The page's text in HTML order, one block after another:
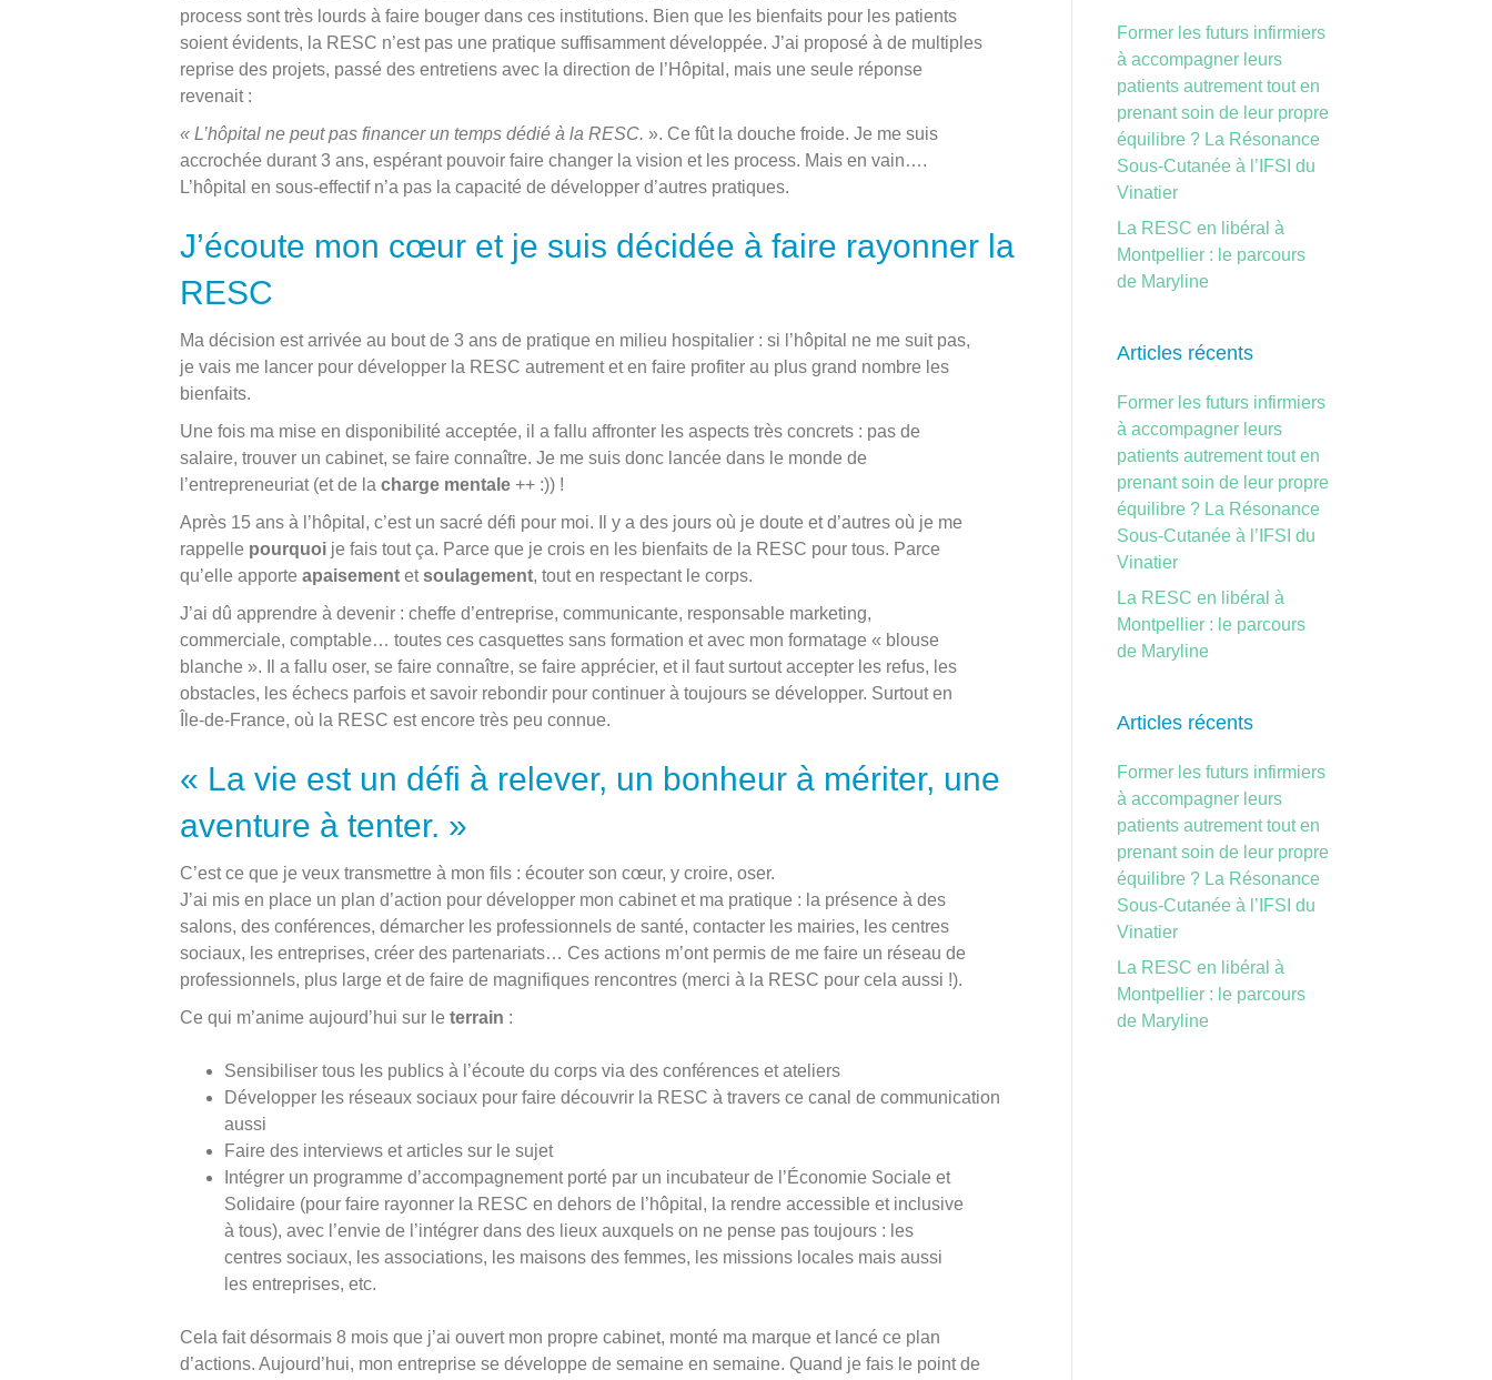
process sont très lourds à faire bouger dans ces institutions. Bien que les bienfaits pour les patients
soient évidents, la RESC n’est pas une pratique suffisamment développée. J’ai proposé à de multiples
reprise des projets, passé des entretiens avec la direction de l’Hôpital, mais une seule réponse
revenait :
« L’hôpital ne peut pas financer un temps dédié à la RESC. ». Ce fût la douche froide. Je me suis
accrochée durant 3 ans, espérant pouvoir faire changer la vision et les process. Mais en vain….
L’hôpital en sous-effectif n’a pas la capacité de développer d’autres pratiques.
J’écoute mon cœur et je suis décidée à faire rayonner la
RESC
Ma décision est arrivée au bout de 3 ans de pratique en milieu hospitalier : si l’hôpital ne me suit pas,
je vais me lancer pour développer la RESC autrement et en faire profiter au plus grand nombre les
bienfaits.
Une fois ma mise en disponibilité acceptée, il a fallu affronter les aspects très concrets : pas de
salaire, trouver un cabinet, se faire connaître. Je me suis donc lancée dans le monde de
l’entrepreneuriat (et de la charge mentale ++ :)) !
Après 15 ans à l’hôpital, c’est un sacré défi pour moi. Il y a des jours où je doute et d’autres où je me
rappelle pourquoi je fais tout ça. Parce que je crois en les bienfaits de la RESC pour tous. Parce
qu’elle apporte apaisement etsoulagement, tout en respectant le corps.
J’ai dû apprendre à devenir : cheffe d’entreprise, communicante, responsable marketing,
commerciale, comptable… toutes ces casquettes sans formation et avec mon formatage « blouse
blanche ». Il a fallu oser, se faire connaître, se faire apprécier, et il faut surtout accepter les refus, les
obstacles, les échecs parfois et savoir rebondir pour continuer à toujours se développer. Surtout en
Île-de-France, où la RESC est encore très peu connue.
« La vie est un défi à relever, un bonheur à mériter, une
aventure à tenter. »
C’est ce que je veux transmettre à mon fils : écouter son cœur, y croire, oser.
J’ai mis en place un plan d’action pour développer mon cabinet et ma pratique : la présence à des
salons, des conférences, démarcher les professionnels de santé, contacter les mairies, les centres
sociaux, les entreprises, créer des partenariats… Ces actions m’ont permis de me faire un réseau de
professionnels, plus large et de faire de magnifiques rencontres (merci à la RESC pour cela aussi !).
Ce qui m’anime aujourd’hui sur le terrain :
Sensibiliser tous les publics à l’écoute du corps via des conférences et ateliers
Développer les réseaux sociaux pour faire découvrir la RESC à travers ce canal de communication
aussi
Faire des interviews et articles sur le sujet
Intégrer un programme d’accompagnement porté par un incubateur de l’Économie Sociale et
Solidaire (pour faire rayonner la RESC en dehors de l’hôpital, la rendre accessible et inclusive
à tous), avec l’envie de l’intégrer dans des lieux auxquels on ne pense pas toujours : les
centres sociaux, les associations, les maisons des femmes, les missions locales mais aussi
les entreprises, etc.
Cela fait désormais 8 mois que j’ai ouvert mon propre cabinet, monté ma marque et lancé ce plan
d’actions. Aujourd’hui, mon entreprise se développe de semaine en semaine. Quand je fais le point de
Former les futurs infirmiers
à accompagner leurs
patients autrement tout en
prenant soin de leur propre
équilibre ? La Résonance
Sous-Cutanée à l’IFSI du
Vinatier
La RESC en libéral à
Montpellier : le parcours
de Maryline
Articles récents
Former les futurs infirmiers
à accompagner leurs
patients autrement tout en
prenant soin de leur propre
équilibre ? La Résonance
Sous-Cutanée à l’IFSI du
Vinatier
La RESC en libéral à
Montpellier : le parcours
de Maryline
Articles récents
Former les futurs infirmiers
à accompagner leurs
patients autrement tout en
prenant soin de leur propre
équilibre ? La Résonance
Sous-Cutanée à l’IFSI du
Vinatier
La RESC en libéral à
Montpellier : le parcours
de Maryline